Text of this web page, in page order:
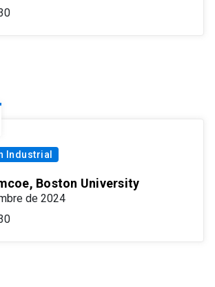
Industrial
Boston University
de 2024